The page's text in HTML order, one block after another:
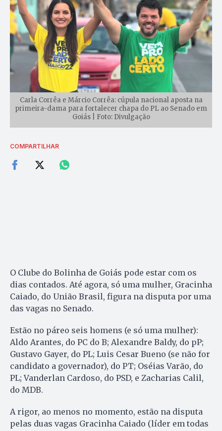
Carla Corrêa e Márcio Corrêa: cúpula nacional aposta na
primeira-dama para fortalecer chapa do PL ao Senado em
Goiás | Foto: Divulgação
COMPARTILHAR
O Clube do Bolinha de Goiás pode estar com os
dias contados. Até agora, só uma mulher, Gracinha
Caiado, do União Brasil, figura na disputa por uma
das vagas no Senado.
Estão no páreo seis homens (e só uma mulher):
Aldo Arantes, do PC do B; Alexandre Baldy, do pP;
Gustavo Gayer, do PL; Luis Cesar Bueno (se não for
candidato a governador), do PT; Oséias Varão, do
PL; Vanderlan Cardoso, do PSD, e Zacharias Calil,
do MDB.
A rigor, ao menos no momento, estão na disputa
pelas duas vagas Gracinha Caiado (líder em todas